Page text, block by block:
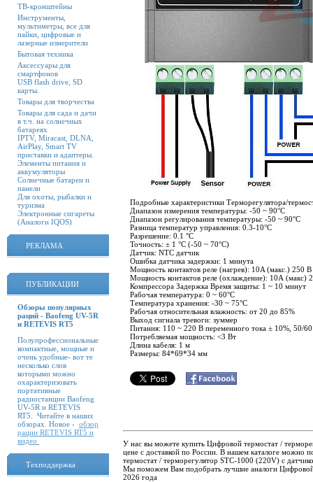
ТВ-кронштейны
Инструменты,
мультиметры, все для
пайки, цифровые и
лазерные измерители
Бытовая техника
Аксессуары для
смартфонов
USB flash drive, SD
карты.
Товары для творчества
Товары для сада и дачи
в т.ч. на солнечных
батареях
IPTV, Miracast, DLNA,
AirPlay, Smart TV
приставки и адаптеры.
Элементы питания и
аккумуляторы
Солнечные батареи и
панели
Для охоты, рыбалки и
туризма
Электронные сигареты
(Аналоги IQOS)
РЕКЛАМА
ПУБЛИКАЦИИ
Обзоры популярных
раций - Baofeng UV-5R
и RETEVIS RT5
Полупрофессиональные
компактные, мощные и
очень удобные- вот те
несколько слов
которыми можно
охарактеризовать
портативные
радиостанции Baofeng
UV-5R и RETEVIS
RT5. Читайте в наших
обзорах. Новое - обзор
рации RETEVIS RT5 и
видео
Техподдержка
Подробные характеристики Терморегулятора/
Диапазон измерения температуры: -50 ~ 90°C
Диапазон регулирования температуры: -50 ~ 90°C
Разница температур управления: 0.3-10°C
Разрешение: 0.1 °C
Точность: ± 1 °C (-50 ~ 70°C)
Датчик: NTC датчик
Ошибка датчика задержки: 1 минута
Мощность контактов реле (нагрев): 10A (макс.) 250 В
Мощность контактов реле (охлаждение): 10А (макс)
Компрессора Задержка Время защиты: 1 ~ 10 минут
Рабочая температура: 0 ~ 60°C
Температура хранения: -30 ~ 75°C
Рабочая относительная влажность: от 20 до 85%
Выход сигнала тревоги: зуммер
Питания: 110 ~ 220 В переменного тока ± 10%, 50/
Потребляемая мощность: <3 Вт
Длина кабеля: 1 м
Размеры: 84*69*34 мм
У нас вы можете купить Цифровой термостат /
цене с доставкой по России. В нашем каталоге можно
термостат / терморегулятор STC-1000 (220V) с
Мы поможем Вам подобрать лучшие аналоги
2026 года